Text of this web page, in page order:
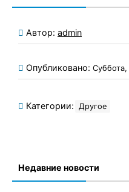
Автор: admin
Опубликовано:
Категории: Другое
Недавние новости